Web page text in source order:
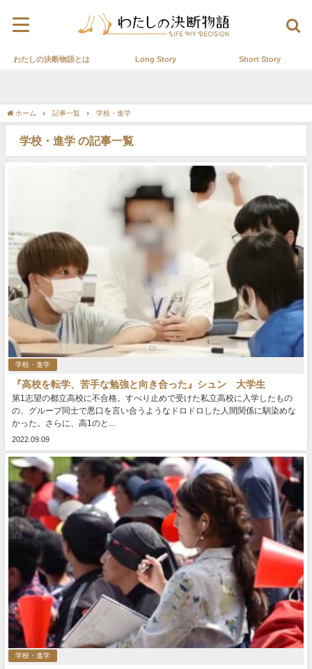
わたしの決断物語とは Long Story Short Story
ホーム 記事一覧 学校・進学
学校・進学 の記事一覧
学校・進学
『高校を転学、苦手な勉強と向き合った』シュン 大学生
第1志望の都立高校に不合格。すべり止めで受けた私立高校に入学したもの
の、グループ同士で悪口を言い合うようなドロドロした人間関係に馴染めな
かった。さらに、高1のと...
2022.09.09
学校・進学